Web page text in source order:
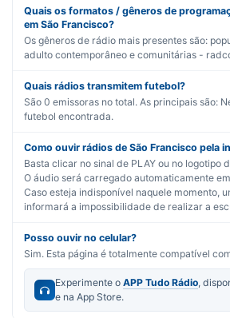
Quais os formatos / gêneros de
em São Francisco?
Os gêneros de rádio mais presentes são:
adulto contemporâneo e comunitárias -
Quais rádios transmitem futebol?
São 0 emissoras no total. As principais são:
futebol encontrada.
Como ouvir rádios de São Francisco pela
Basta clicar no sinal de PLAY ou no logotipo
O áudio será carregado automaticamente
Caso esteja indisponível naquele momento,
informará a impossibilidade de realizar a
Posso ouvir no celular?
Sim. Esta página é totalmente compatível
Experimente o APP Tudo Rádio,
e na App Store.